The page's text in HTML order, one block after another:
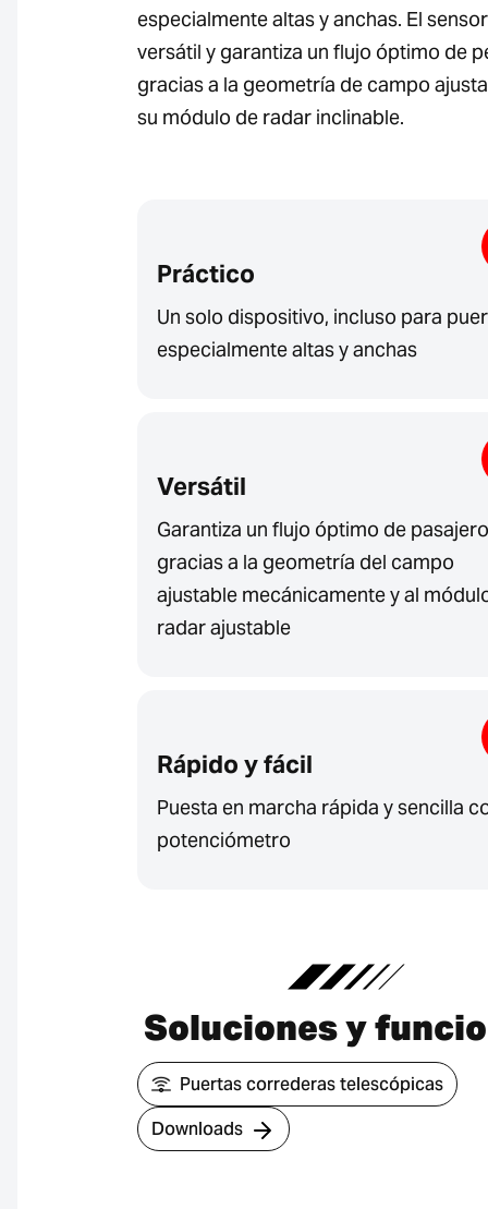
especialmente altas y anchas. El
versátil y garantiza un flujo óptimo de
gracias a la geometría de campo
su módulo de radar inclinable.
Práctico
Un solo dispositivo, incluso para
especialmente altas y anchas
Versátil
Garantiza un flujo óptimo de
gracias a la geometría del campo
ajustable mecánicamente y al
radar ajustable
Rápido y fácil
Puesta en marcha rápida y sencilla
potenciómetro
Soluciones y
Puertas correderas telescópicas
Downloads